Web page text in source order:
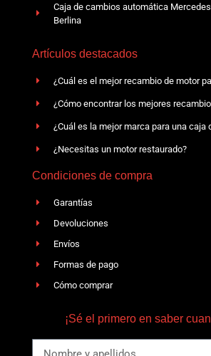
Caja de cambios automática
Berlina
Artículos destacados
¿Cuál es el mejor recambio de motor
¿Cómo encontrar los mejores
¿Cuál es la mejor marca para una caja
¿Necesitas un motor restaurado?
Condiciones de compra
Garantías
Devoluciones
Envíos
Formas de pago
Cómo comprar
¡Sé el primero en saber